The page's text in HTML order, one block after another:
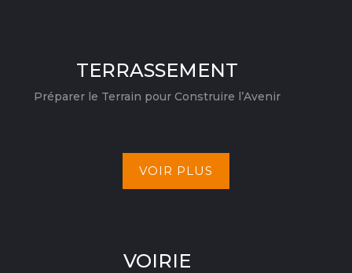
TERRASSEMENT
Préparer le Terrain pour Construire l’Avenir
VOIR PLUS
VOIRIE